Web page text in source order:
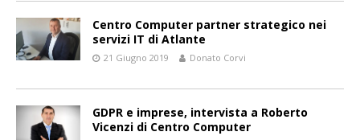
Centro Computer partner strategico nei
servizi IT di Atlante
21 Giugno 2019 Donato Corvi
GDPR e imprese, intervista a Roberto
Vicenzi di Centro Computer